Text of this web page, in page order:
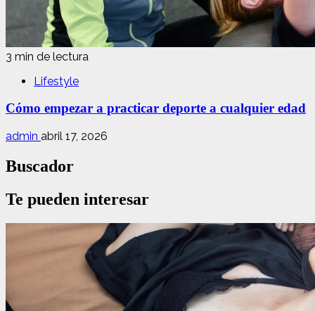
3 min de lectura
Lifestyle
Cómo empezar a practicar deporte a cualquier edad
admin abril 17, 2026
Buscador
Te pueden interesar